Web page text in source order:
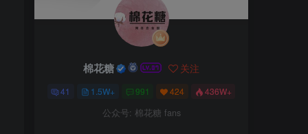
棉花糖 关注
41 1.5W+ 991 424 436W+
公众号: 棉花糖 fans